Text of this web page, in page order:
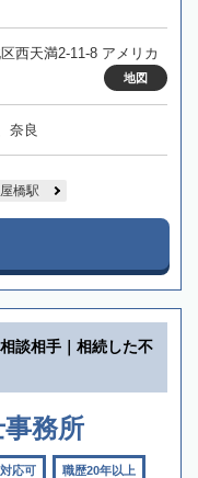
西天満2-11-8 アメリカ
地図
奈良
橋駅
談相手｜相続した不
務所
応可 職歴20年以上